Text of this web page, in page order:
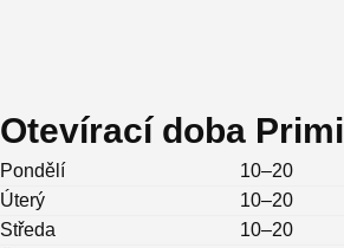
Otevírací doba
Pondělí
10–20
Úterý
10–20
Středa
10–20